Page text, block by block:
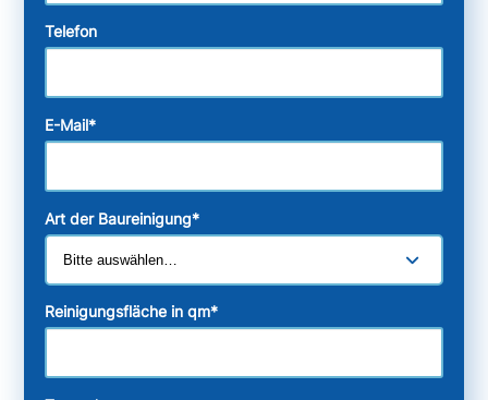
Telefon
E-Mail*
Art der Baureinigung*
Reinigungsfläche in qm*